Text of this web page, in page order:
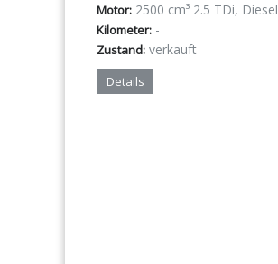
Motor: 2500 cm³ 2.5 TDi, Diesel
Kilometer: -
Zustand: verkauft
Details